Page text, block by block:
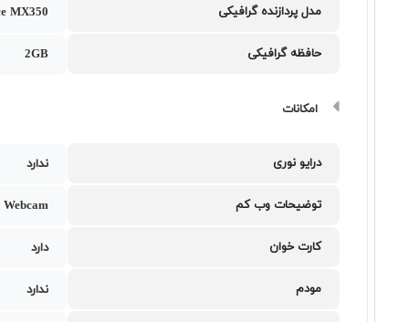
مدل پردازنده گرافیکی MX350
حافظه گرافیکی 2GB
امکانات
درایو نوری ندارد
توضیحات وب کم
کارت خوان دارد
مودم ندارد